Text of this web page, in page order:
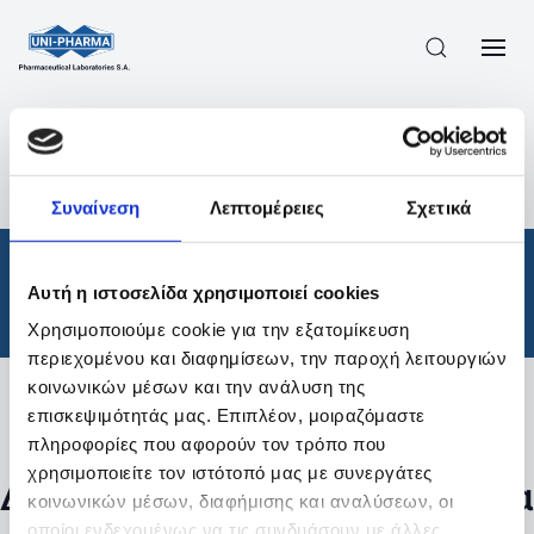
Συναίνεση Λεπτομέρειες Σχετικά
Αυτή η ιστοσελίδα χρησιμοποιεί cookies
Χρησιμοποιούμε cookie για την εξατομίκευση
περιεχομένου και διαφημίσεων, την παροχή λειτουργιών
κοινωνικών μέσων και την ανάλυση της
επισκεψιμότητάς μας. Επιπλέον, μοιραζόμαστε
πληροφορίες που αφορούν τον τρόπο που
χρησιμοποιείτε τον ιστότοπό μας με συνεργάτες
κοινωνικών μέσων, διαφήμισης και αναλύσεων, οι
οποίοι ενδεχομένως να τις συνδυάσουν με άλλες
ΠΡΟΪΟΝΤΑ
ΘΕΡΑΠΕΥΤΙΚΈΣ ΚΑΤΗΓΟΡΊΕΣ
/
ΑΠΟΤΕΛΕΣΜΑΤΑ ΑΝΑΖΗΤΗΣΗΣ
Θεραπευτικές Κατηγορίες
Φίλτρα
Δεν βρέθηκαν προϊόντα με τα